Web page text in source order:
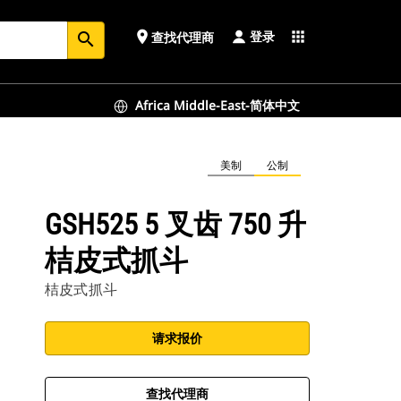
search place 查找代理商 登录 apps
Africa Middle-East-简体中文
美制 公制
GSH525 5 叉齿 750 升
桔皮式抓斗
桔皮式抓斗
请求报价
查找代理商